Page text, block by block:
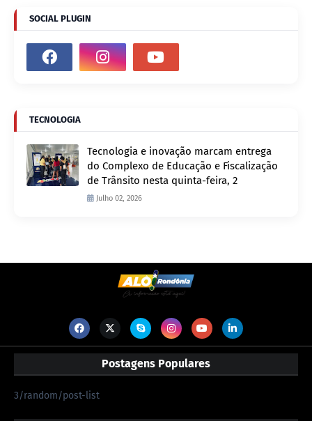
SOCIAL PLUGIN
TECNOLOGIA
Tecnologia e inovação marcam entrega
do Complexo de Educação e Fiscalização
de Trânsito nesta quinta-feira, 2
Julho 02, 2026
Postagens Populares
3/random/post-list